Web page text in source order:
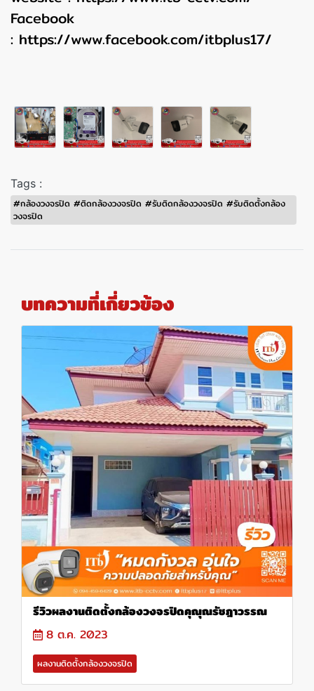
Facebook
: https://www.facebook.com/itbplus17/
Tags :
#กล้องวงจรปิด #ติดกล้องวงจรปิด #รับติดกล้องวงจรปิด #รับติดตั้งกล้อง
วงจรปิด
บทความที่เกี่ยวข้อง
รีวิวผลงานติดตั้งกล้องวงจรปิดคุณุณรัชฎาวรรณ
8 ต.ค. 2023
ผลงานติดตั้งกล้องวงจรปิด